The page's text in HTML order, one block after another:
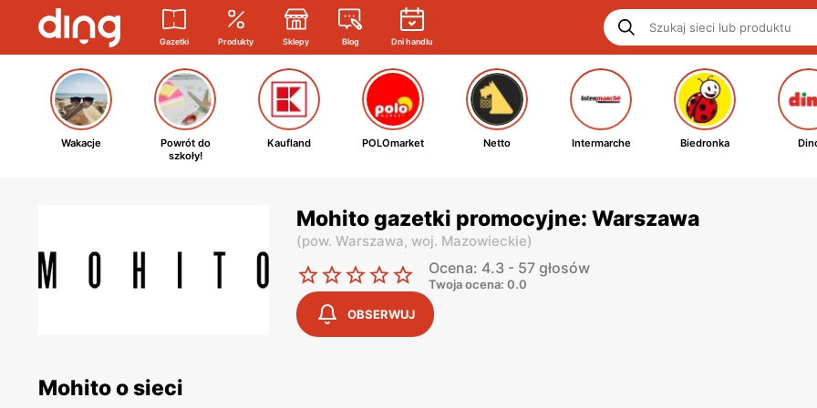
Gazetki Produkty Sklepy Blog Dni handlu
Wakacje
Powrót do
szkoły!
Kaufland POLOmarket Netto Intermarche Biedronka
Mohito gazetki promocyjne: Warszawa
(pow. Warszawa, woj. Mazowieckie)
Ocena: 4.3 - 57 głosów
Twoja ocena: 0.0
OBSERWUJ
Mohito o sieci